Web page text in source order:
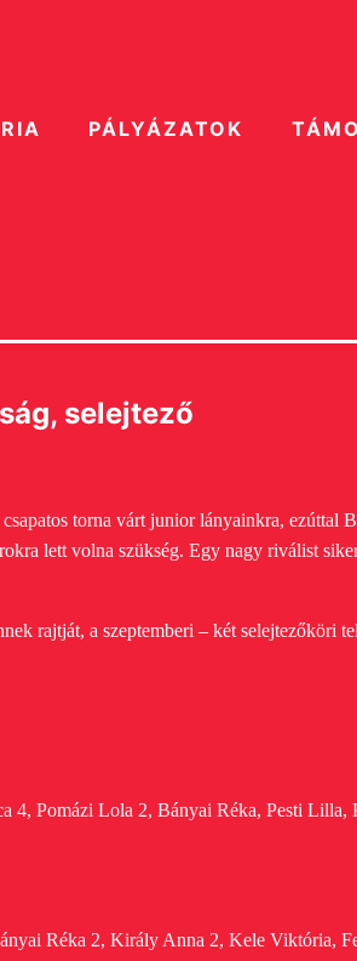
PÁLYÁZATOK
selejtező
torna várt junior lányainkra, ezúttal
lett volna szükség. Egy nagy riválist
rajtját, a szeptemberi – két selejtezőköri
Pomázi Lola 2, Bányai Réka, Pesti Lilla,
Réka 2, Király Anna 2, Kele Viktória,